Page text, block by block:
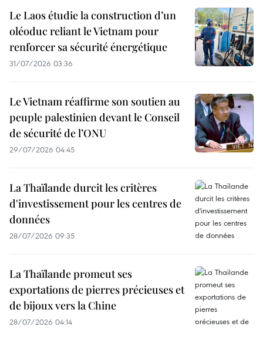
Le Laos étudie la construction d’un
oléoduc reliant le Vietnam pour
renforcer sa sécurité énergétique
31/07/2026 03:36
Le Vietnam réaffirme son soutien au
peuple palestinien devant le Conseil
de sécurité de l’ONU
29/07/2026 04:45
La Thaïlande durcit les critères
d'investissement pour les centres de
données
28/07/2026 09:35
La Thaïlande promeut ses
exportations de pierres précieuses et
de bijoux vers la Chine
28/07/2026 04:14